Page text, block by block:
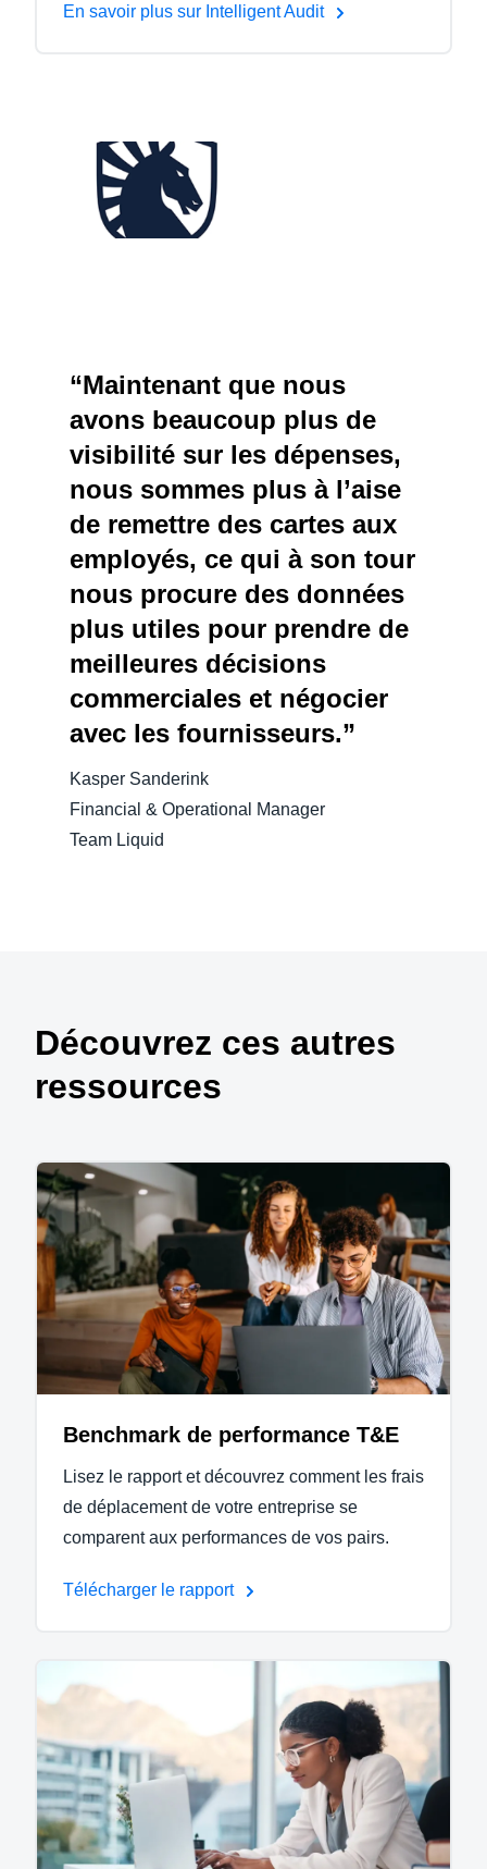
En savoir plus sur Intelligent Audit
“Maintenant que nous
avons beaucoup plus de
visibilité sur les dépenses,
nous sommes plus à l’aise
de remettre des cartes aux
employés, ce qui à son tour
nous procure des données
plus utiles pour prendre de
meilleures décisions
commerciales et négocier
avec les fournisseurs.”
Kasper Sanderink
Financial & Operational Manager
Team Liquid
Découvrez ces autres
ressources
Benchmark de performance T&E
Lisez le rapport et découvrez comment les frais
de déplacement de votre entreprise se
comparent aux performances de vos pairs.
Télécharger le rapport